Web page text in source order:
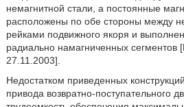
немагнитной стали, а постоянные
расположены по обе стороны между
рейками подвижного якоря и
радиально намагниченных сегментов
27.11.2003].
Недостатком приведенных
привода возвратно-поступательного